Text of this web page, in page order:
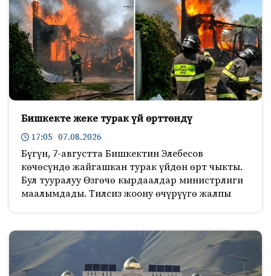
Бишкекте жеке турак үй өрттөндү
17:05 07.08.2026
Бүгүн, 7-августта Бишкектин Элебесов
көчөсүндө жайгашкан турак үйдөн өрт чыкты.
Бул тууралуу Өзгөчө кырдаалдар министрлиги
маалымдады. Тилсиз жоону өчүрүүгө жалпы